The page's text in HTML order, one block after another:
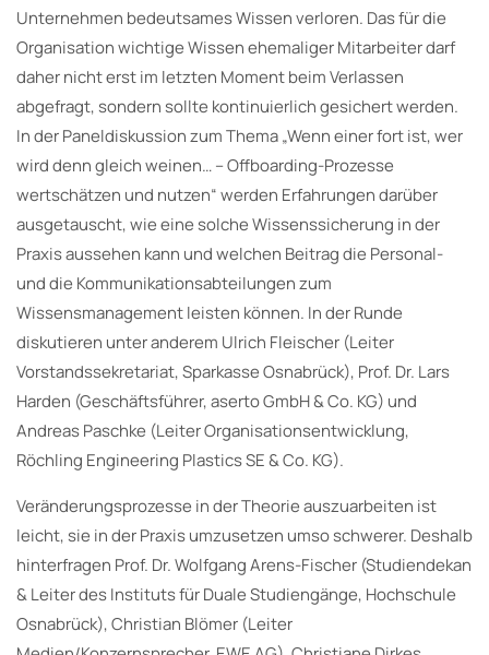
Unternehmen bedeutsames Wissen verloren. Das für die
Organisation wichtige Wissen ehemaliger Mitarbeiter darf
daher nicht erst im letzten Moment beim Verlassen
abgefragt, sondern sollte kontinuierlich gesichert werden.
In der Paneldiskussion zum Thema „Wenn einer fort ist, wer
wird denn gleich weinen… – Offboarding-Prozesse
wertschätzen und nutzen“ werden Erfahrungen darüber
ausgetauscht, wie eine solche Wissenssicherung in der
Praxis aussehen kann und welchen Beitrag die Personal-
und die Kommunikationsabteilungen zum
Wissensmanagement leisten können. In der Runde
diskutieren unter anderem Ulrich Fleischer (Leiter
Vorstandssekretariat, Sparkasse Osnabrück), Prof. Dr. Lars
Harden (Geschäftsführer, aserto GmbH & Co. KG) und
Andreas Paschke (Leiter Organisationsentwicklung,
Röchling Engineering Plastics SE & Co. KG).
Veränderungsprozesse in der Theorie auszuarbeiten ist
leicht, sie in der Praxis umzusetzen umso schwerer. Deshalb
hinterfragen Prof. Dr. Wolfgang Arens-Fischer (Studiendekan
& Leiter des Instituts für Duale Studiengänge, Hochschule
Osnabrück), Christian Blömer (Leiter